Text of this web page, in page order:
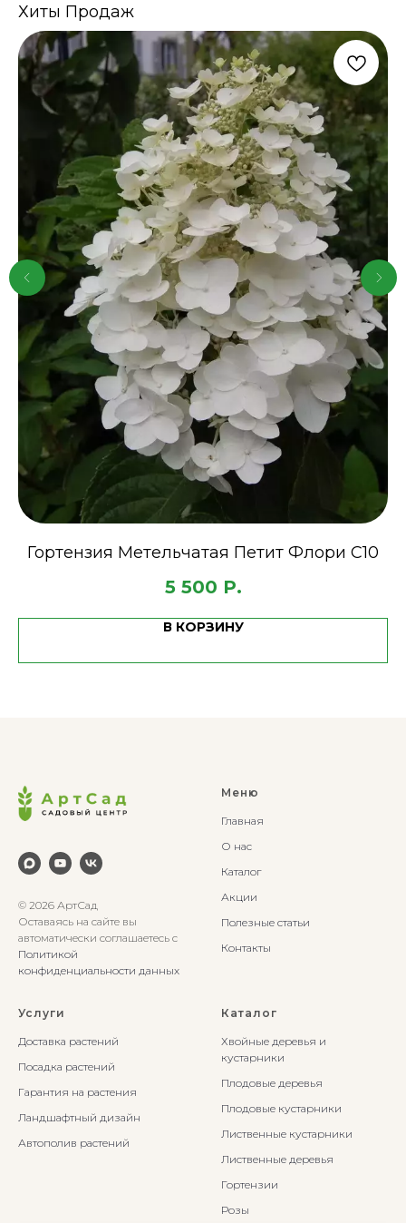
Хиты Продаж
Гортензия Метельчатая Петит Флори С10
5 500 Р.
В КОРЗИНУ
© 2026 АртСад
Оставаясь на сайте вы
автоматически соглашаетесь с
Политикой
конфиденциальности данных
Меню
Главная
О нас
Каталог
Акции
Полезные статьи
Контакты
Услуги
Доставка растений
Посадка растений
Гарантия на растения
Ландшафтный дизайн
Автополив растений
Каталог
Хвойные деревья и
кустарники
Плодовые деревья
Плодовые кустарники
Лиственные кустарники
Лиственные деревья
Гортензии
Розы